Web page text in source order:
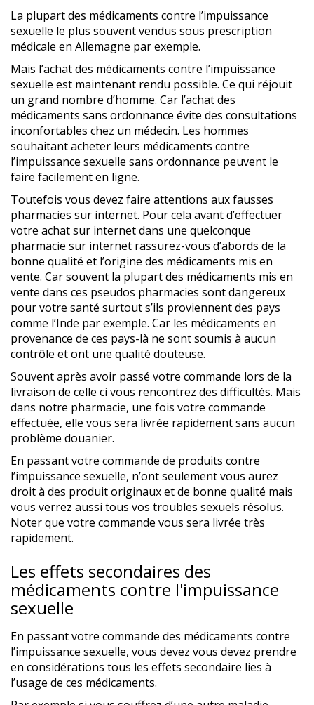
La plupart des médicaments contre l’impuissance
sexuelle le plus souvent vendus sous prescription
médicale en Allemagne par exemple.
Mais l’achat des médicaments contre l’impuissance
sexuelle est maintenant rendu possible. Ce qui réjouit
un grand nombre d’homme. Car l’achat des
médicaments sans ordonnance évite des consultations
inconfortables chez un médecin. Les hommes
souhaitant acheter leurs médicaments contre
l’impuissance sexuelle sans ordonnance peuvent le
faire facilement en ligne.
Toutefois vous devez faire attentions aux fausses
pharmacies sur internet. Pour cela avant d’effectuer
votre achat sur internet dans une quelconque
pharmacie sur internet rassurez-vous d’abords de la
bonne qualité et l’origine des médicaments mis en
vente. Car souvent la plupart des médicaments mis en
vente dans ces pseudos pharmacies sont dangereux
pour votre santé surtout s’ils proviennent des pays
comme l’Inde par exemple. Car les médicaments en
provenance de ces pays-là ne sont soumis à aucun
contrôle et ont une qualité douteuse.
Souvent après avoir passé votre commande lors de la
livraison de celle ci vous rencontrez des difficultés. Mais
dans notre pharmacie, une fois votre commande
effectuée, elle vous sera livrée rapidement sans aucun
problème douanier.
En passant votre commande de produits contre
l’impuissance sexuelle, n’ont seulement vous aurez
droit à des produit originaux et de bonne qualité mais
vous verrez aussi tous vos troubles sexuels résolus.
Noter que votre commande vous sera livrée très
rapidement.
Les effets secondaires des
médicaments contre l'impuissance
sexuelle
En passant votre commande des médicaments contre
l’impuissance sexuelle, vous devez vous devez prendre
en considérations tous les effets secondaire lies à
l’usage de ces médicaments.